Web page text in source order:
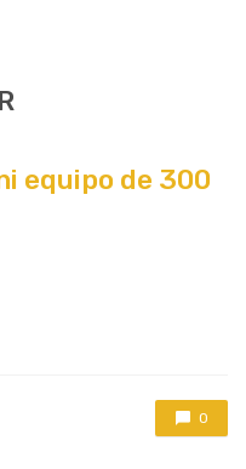
equipo de 300
0